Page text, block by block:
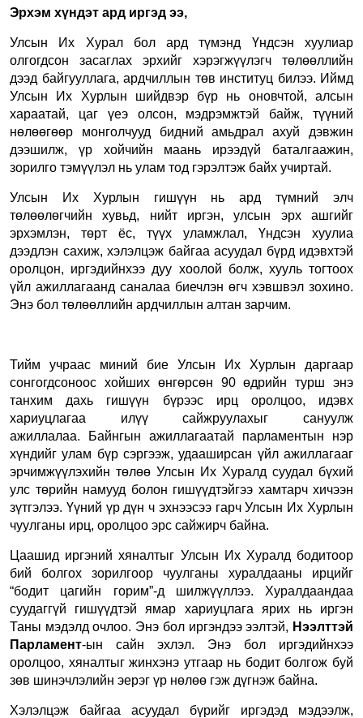
Эрхэм хүндэт ард иргэд ээ,
Улсын Их Хурал бол ард түмэнд Үндсэн хуулиар
олгогдсон засаглах эрхийг хэрэгжүүлэгч төлөөллийн
дээд байгууллага, ардчиллын төв институц билээ. Иймд
Улсын Их Хурлын шийдвэр бүр нь оновчтой, алсын
хараатай, цаг үеэ олсон, мэдрэмжтэй байж, түүний
нөлөөгөөр монголчууд бидний амьдрал ахуй дэвжин
дээшилж, үр хойчийн маань ирээдүй баталгаажин,
зорилго тэмүүлэл нь улам тод гэрэлтэж байх учиртай.
Улсын Их Хурлын гишүүн нь ард түмний элч
төлөөлөгчийн хувьд, нийт иргэн, улсын эрх ашгийг
эрхэмлэн, төрт ёс, түүх уламжлал, Үндсэн хуулиа
дээдлэн сахиж, хэлэлцэж байгаа асуудал бүрд идэвхтэй
оролцон, иргэдийнхээ дуу хоолой болж, хууль тогтоох
үйл ажиллагаанд саналаа биечлэн өгч хэвшвэл зохино.
Энэ бол төлөөллийн ардчиллын алтан зарчим.
Тийм учраас миний бие Улсын Их Хурлын даргаар
сонгогдсоноос хойших өнгөрсөн 90 өдрийн турш энэ
танхим дахь гишүүн бүрээс ирц оролцоо, идэвх
хариуцлагаа илүү сайжруулахыг сануулж
ажиллалаа.
Байнгын ажиллагаатай парламентын нэр
хүндийг улам бүр сэргээж, удааширсан үйл ажиллагааг
эрчимжүүлэхийн төлөө Улсын Их Хуралд суудал бүхий
улс төрийн намууд болон гишүүдтэйгээ хамтарч хичээн
зүтгэлээ. Үүний үр дүн ч эхнээсээ гарч Улсын Их Хурлын
чуулганы ирц, оролцоо эрс сайжирч байна.
Цаашид иргэний хяналтыг Улсын Их Хуралд бодитоор
бий болгох зорилгоор чуулганы хуралдааны ирцийг
“бодит цагийн горим”-д шилжүүллээ. Хуралдаандаа
суудаггүй гишүүдтэй ямар хариуцлага ярих нь иргэн
Таны мэдэлд очлоо. Энэ бол иргэндээ ээлтэй, Нээлттэй
Парламент-ын сайн эхлэл. Энэ бол иргэдийнхээ
оролцоо, хяналтыг жинхэнэ утгаар нь бодит болгож буй
зөв шинэчлэлийн эерэг үр нөлөө гэж дүгнэж байна.
Хэлэлцэж байгаа асуудал бүрийг иргэдэд мэдээлж,